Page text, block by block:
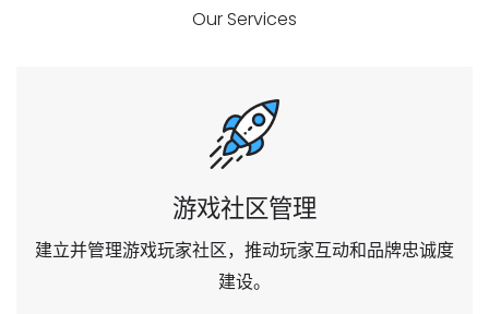
Our Services
游戏社区管理
建立并管理游戏玩家社区，推动玩家互动和品牌忠诚度
建设。